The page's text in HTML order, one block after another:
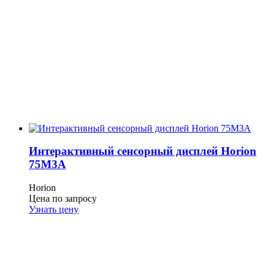
Интерактивный сенсорный дисплей Horion
75M3A
Horion
Цена по запросу
Узнать цену